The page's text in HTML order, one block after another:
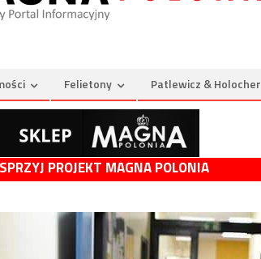
Felietony Patlewicz & Holocher
PROJEKT MAGNA POLONIA